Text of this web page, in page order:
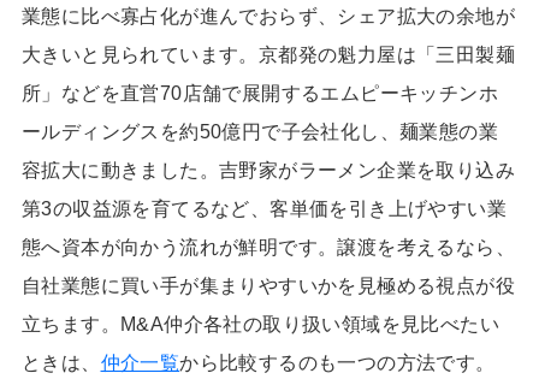
業態に比べ寡占化が進んでおらず、シェア拡大の余地が
大きいと見られています。京都発の魁力屋は「三田製麺
所」などを直営70店舗で展開するエムピーキッチンホ
ールディングスを約50億円で子会社化し、麺業態の業
容拡大に動きました。吉野家がラーメン企業を取り込み
第3の収益源を育てるなど、客単価を引き上げやすい業
態へ資本が向かう流れが鮮明です。譲渡を考えるなら、
自社業態に買い手が集まりやすいかを見極める視点が役
立ちます。M&A仲介各社の取り扱い領域を見比べたい
ときは、 仲介一覧から比較するのも一つの方法です。